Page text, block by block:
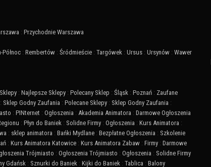
: Przychodnie Warszawa
Północ : Rembertów : Śródmieście : Targówek : Ursus : Ursynów : Wawer
: Najlepsze Sklepy : Polecany Sklep : Śląsk : Poznań : Zaufane
: Sklep Godny Zaufania : Polecane Sklepy : Sklep Godny Zaufania :
: PINternet : Ogłoszenia : Akademia Animatora : Darmowe Ogłoszenia
: Płyn do Baniek : Solidne Firmy : Ogłoszenia : Kurs Animatora :
: sklep animatora : Bańki Mydlane : Bezpłatne Ogłoszenia : Szkolenie
: Kurs Animatora Katowice : Kurs Animatora Zabaw : Firmy : Darmowe
Trójmiasto : Ogłoszenia Trójmiasto : Ogłoszenia : Solidne Firmy
Gdańsk : Sznurki do Baniek : Kijki do Baniek : Tablica : Balony